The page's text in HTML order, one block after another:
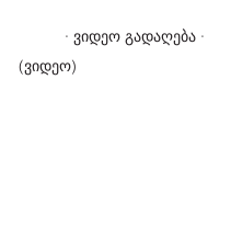
· ​ვიდეო გადაღება ·
(ვიდეო)